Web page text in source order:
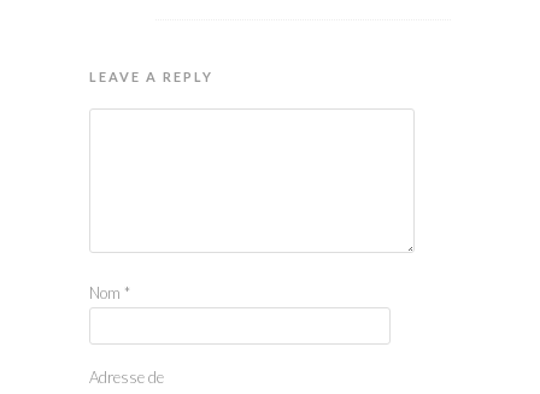
LEAVE A REPLY
Nom *
Adresse de